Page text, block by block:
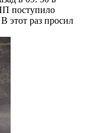
поступило
этот раз просил